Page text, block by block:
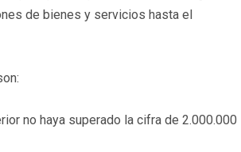
de bienes y servicios hasta el
no haya superado la cifra de 2.000.000